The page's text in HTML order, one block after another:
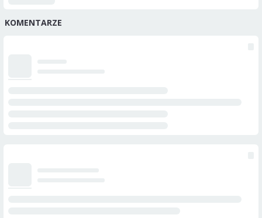
KOMENTARZE